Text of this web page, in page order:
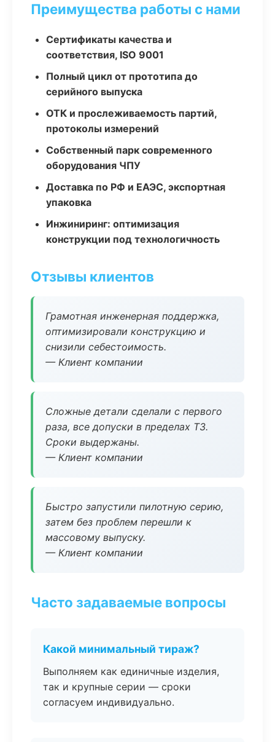
Преимущества работы с нами
Сертификаты качества и
соответствия, ISO 9001
Полный цикл от прототипа до
серийного выпуска
ОТК и прослеживаемость партий,
протоколы измерений
Собственный парк современного
оборудования ЧПУ
Доставка по РФ и ЕАЭС, экспортная
упаковка
Инжиниринг: оптимизация
конструкции под технологичность
Отзывы клиентов
Грамотная инженерная поддержка,
оптимизировали конструкцию и
снизили себестоимость.
— Клиент компании
Сложные детали сделали с первого
раза, все допуски в пределах ТЗ.
Сроки выдержаны.
— Клиент компании
Быстро запустили пилотную серию,
затем без проблем перешли к
массовому выпуску.
— Клиент компании
Часто задаваемые вопросы
Какой минимальный тираж?
Выполняем как единичные изделия,
так и крупные серии — сроки
согласуем индивидуально.